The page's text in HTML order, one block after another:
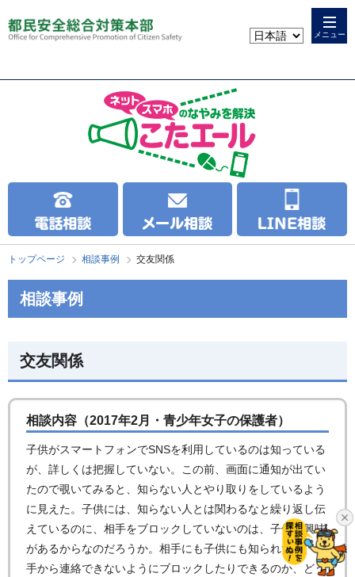
文
へ
キ
メニュー
こ
か
本
トップページ 相談事例 交友関係
相談事例
交友関係
相談内容（2017年2月・青少年女子の保護者）
子供がスマートフォンでSNSを利用しているのは知っている
が、詳しくは把握していない。この前、画面に通知が出てい
たので覗いてみると、知らない人とやり取りをしているよう
に見えた。子供には、知らない人とは関わるなと繰り返し伝
えているのに、相手をブロックしていないのは、子供も興味
があるからなのだろうか。相手にも子供にも知られずに、相
手から連絡できないようにブロックしたりできるのか、どう